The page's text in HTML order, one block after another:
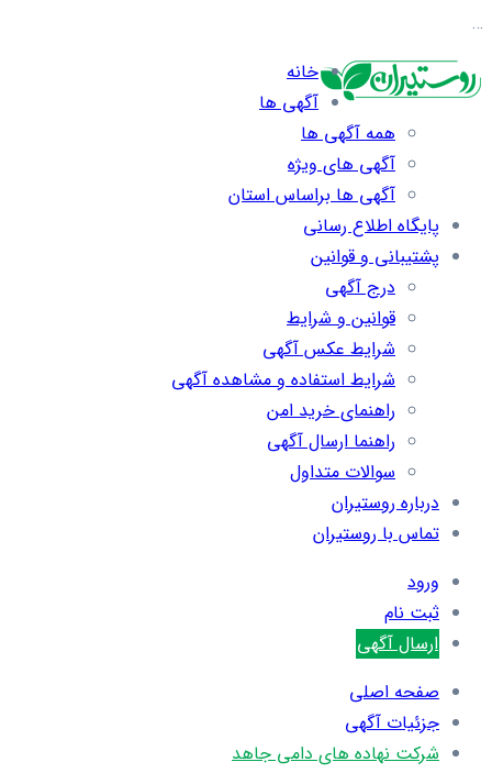
…
خانه
آگهی ها
همه آگهی ها
آگهی های ویژه
آگهی ها براساس استان
پایگاه اطلاع رسانی
پشتیبانی و قوانین
درج آگهی
قوانین و شرایط
شرایط عکس آگهی
شرایط استفاده و مشاهده آگهی
راهنمای خرید امن
راهنما ارسال آگهی
سوالات متداول
درباره روستیران
تماس با روستیران
ورود
ثبت نام
ارسال آگهی
صفحه اصلی
جزئیات آگهی
شرکت نهاده های دامی جاهد